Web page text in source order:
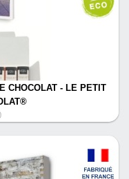
CHOCOLAT - LE PETIT